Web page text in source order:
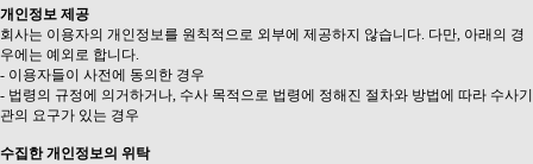
개인정보 제공
회사는 이용자의 개인정보를 원칙적으로 외부에 제공하지 않습니다. 다만, 아래의 경
우에는 예외로 합니다.
- 이용자들이 사전에 동의한 경우
- 법령의 규정에 의거하거나, 수사 목적으로 법령에 정해진 절차와 방법에 따라 수사기
관의 요구가 있는 경우
수집한 개인정보의 위탁